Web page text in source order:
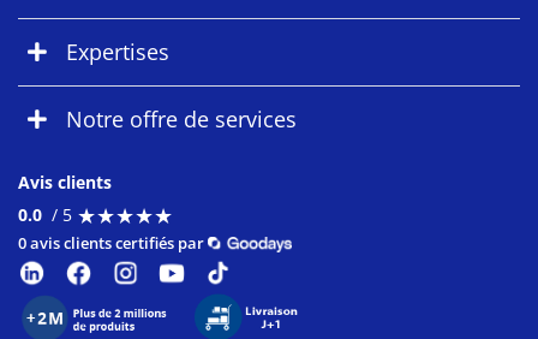
Expertises
Notre offre de services
Avis clients
0.0 / 5 ★★★★★
★★★★★
0 avis clients certifiés par